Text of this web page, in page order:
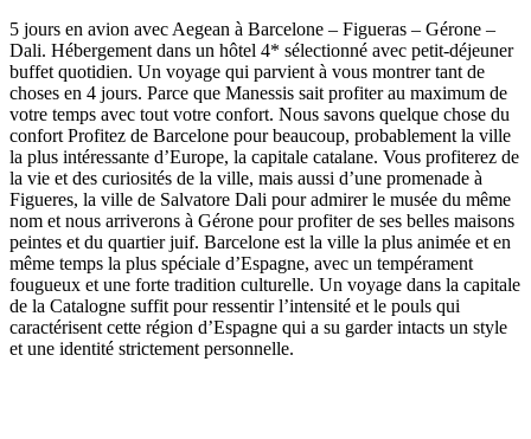
5 jours en avion avec Aegean à Barcelone – Figueras – Gérone –
Dali. Hébergement dans un hôtel 4* sélectionné avec petit-déjeuner
buffet quotidien. Un voyage qui parvient à vous montrer tant de
choses en 4 jours. Parce que Manessis sait profiter au maximum de
votre temps avec tout votre confort. Nous savons quelque chose du
confort Profitez de Barcelone pour beaucoup, probablement la ville
la plus intéressante d’Europe, la capitale catalane. Vous profiterez de
la vie et des curiosités de la ville, mais aussi d’une promenade à
Figueres, la ville de Salvatore Dali pour admirer le musée du même
nom et nous arriverons à Gérone pour profiter de ses belles maisons
peintes et du quartier juif. Barcelone est la ville la plus animée et en
même temps la plus spéciale d’Espagne, avec un tempérament
fougueux et une forte tradition culturelle. Un voyage dans la capitale
de la Catalogne suffit pour ressentir l’intensité et le pouls qui
caractérisent cette région d’Espagne qui a su garder intacts un style
et une identité strictement personnelle.